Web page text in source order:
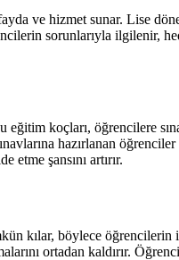
ve hizmet sunar. Lise
sorunlarıyla ilgilenir,
koçları, öğrencilere
hazırlanan
şansını artırır.
kılar, böylece öğrencilerin
ortadan kaldırır.